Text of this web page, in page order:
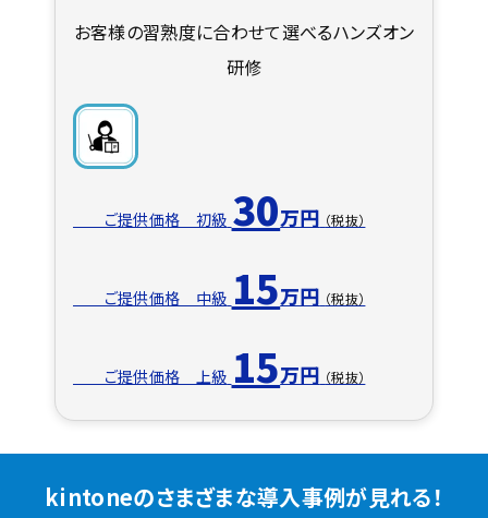
お客様の習熟度に合わせて選べるハンズオン
研修
ご提供価格 初級 30万円 （税抜）
ご提供価格 中級 15万円 （税抜）
ご提供価格 上級 15万円 （税抜）
kintoneのさまざまな導入事例が見れる！